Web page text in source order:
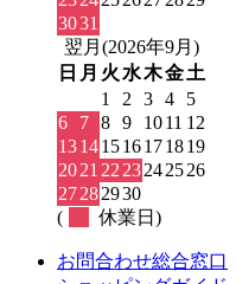
3031
翌月(2026年9月)
日 月 火 水木金土
1
2 3 4
5
6
7 8 9 1011 12
13141516171819
2021 22 23242526
27282930
(
休業日)
お問合わせ総合窓口